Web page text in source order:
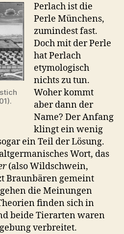
Perlach ist die
Perle Münchens,
zumindest fast.
Doch mit der Perle
hat Perlach
etymologisch
nichts zu tun.
Woher kommt
aber dann der
Name? Der Anfang
klingt ein wenig
ein Teil der Lösung.
Wort, das
(also Wildschwein,
Braunbären gemeint
die Meinungen
finden sich in
beide Tierarten waren
verbreitet.